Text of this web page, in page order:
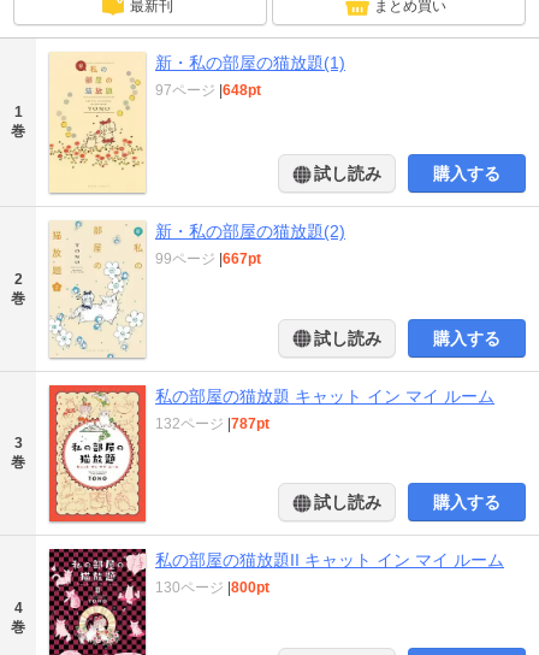
最新刊 まとめ買い
1
巻
新・私の部屋の猫放題(1)
97ページ 648pt
試し読み 購入する
2
巻
新・私の部屋の猫放題(2)
99ページ 667pt
試し読み 購入する
3
巻
私の部屋の猫放題 キャット イン マイ ルーム
132ページ 787pt
試し読み 購入する
4
巻
私の部屋の猫放題II キャット イン マイ ルーム
130ページ 800pt